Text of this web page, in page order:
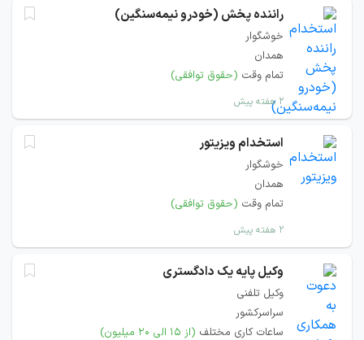
راننده پخش (خودرو نیمه‌سنگین)
خوشگوار
همدان
تمام وقت (حقوق توافقی)
۲ هفته پیش
استخدام ویزیتور
خوشگوار
همدان
تمام وقت (حقوق توافقی)
۲ هفته پیش
وکیل پایه یک دادگستری
وکیل تلفنی
سراسرکشور
ساعات کاری مختلف (از ۱۵ الی ۲۰ میلیون)